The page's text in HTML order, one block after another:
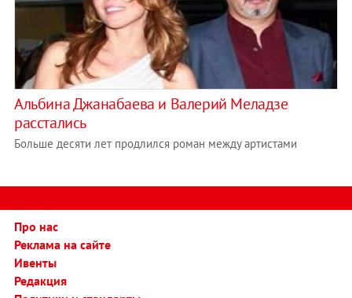
Альбина Джанабаева и Валерий Меладзе
расстались
Больше десяти лет продлился роман между артистами
Про нас
Реклама на сайте
Ивенты
Редакция